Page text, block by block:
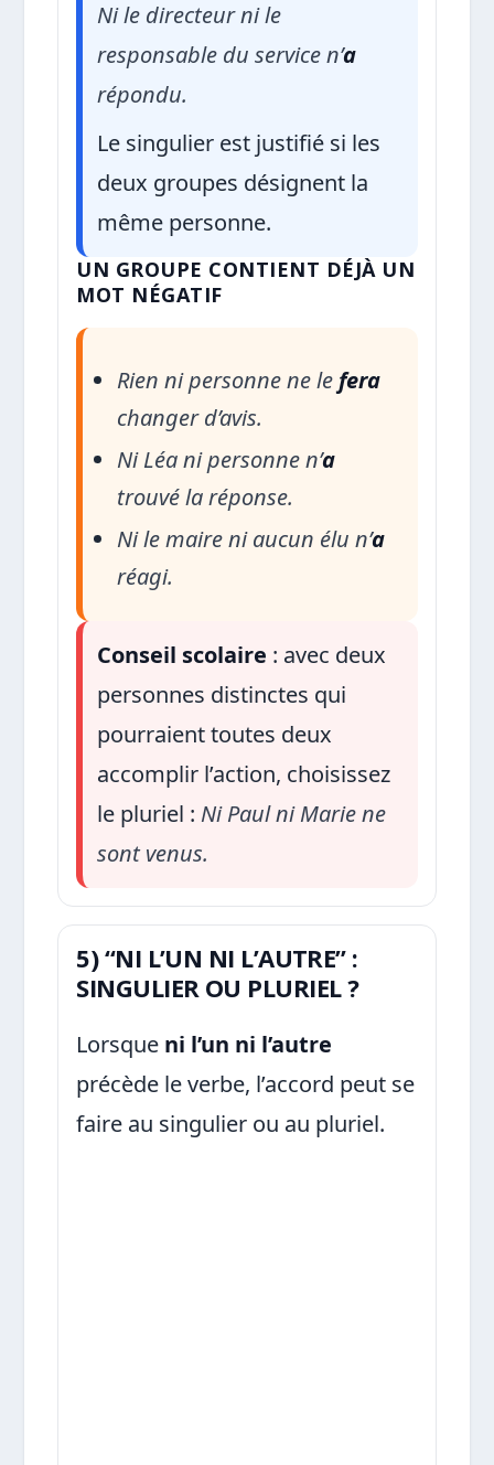
Ni le directeur ni le
responsable du service n’a
répondu.
Le singulier est justifié si les
deux groupes désignent la
même personne.
UN GROUPE CONTIENT DÉJÀ UN
MOT NÉGATIF
Rien ni personne ne le fera
changer d’avis.
Ni Léa ni personne n’a
trouvé la réponse.
Ni le maire ni aucun élu n’a
réagi.
Conseil scolaire : avec deux
personnes distinctes qui
pourraient toutes deux
accomplir l’action, choisissez
le pluriel : Ni Paul ni Marie ne
sont venus.
5) “NI L’UN NI L’AUTRE” :
SINGULIER OU PLURIEL ?
Lorsque ni l’un ni l’autre
précède le verbe, l’accord peut se
faire au singulier ou au pluriel.